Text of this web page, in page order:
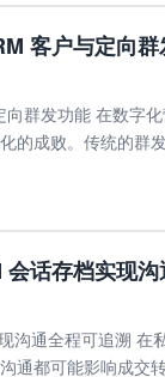
客户与定向群
群发功能 在数字
的成败。传统的群
话存档实现
沟通全程可追溯 在
通都可能影响成交